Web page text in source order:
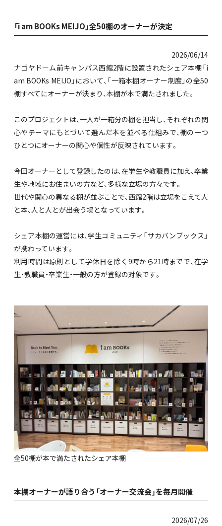
「i am BOOKs MEIJO」全50棚のオーナーが決定
2026/06/14
ナゴヤドーム前キャンパス西館2階に設置されたシェア本棚「i
am BOOKs MEIJO」において、「一箱本棚オーナー制度」の全50
棚すべてにオーナーが決まり、本棚が本で満たされました。
このプロジェクトは、一人が一箱分の棚を担当し、それぞれの関
心やテーマにもとづいて選んだ本を並べる仕組みで、棚の一つ
ひとつにオーナーの関心や個性が反映されています。
今回オーナーとして登録したのは、在学生や教職員に加え、卒業
生や地域にお住まいの方など、多様な立場の方々です。
世代や関心の異なる棚が並ぶことで、西館2階は立場をこえて人
と本、人と人とが出会う場となっています。
シェア本棚の運営には、学生コミュニティ「サカバンブックス」
が携わっています。
利用時間は原則として学休日を除く9時から21時までで、在学
生・教職員・卒業生・一般の方が登録の対象です。
全50棚が本で満たされたシェア本棚
本棚オーナーが語り合う「オーナー交流会」を毎月開催
2026/07/26